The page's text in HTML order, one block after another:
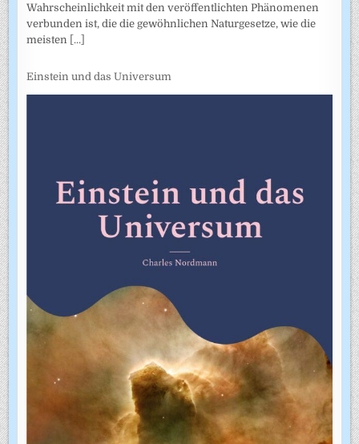
Wahrscheinlichkeit mit den veröffentlichten Phänomenen
verbunden ist, die die gewöhnlichen Naturgesetze, wie die
meisten [...]
Einstein und das Universum